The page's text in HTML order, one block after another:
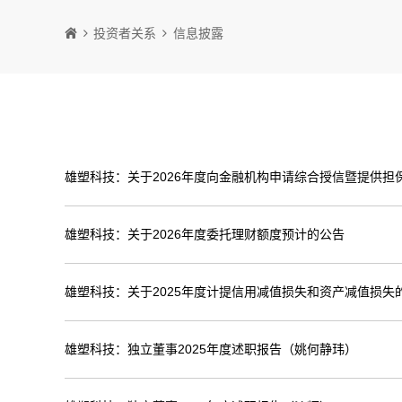
投资者关系 信息披露
雄塑科技：关于2026年度向金融机构申请综合授信暨提供担
雄塑科技：关于2026年度委托理财额度预计的公告
雄塑科技：关于2025年度计提信用减值损失和资产减值损失
雄塑科技：独立董事2025年度述职报告（姚何静玮）